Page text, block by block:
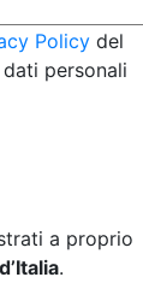
Policy del
personali
a proprio
.